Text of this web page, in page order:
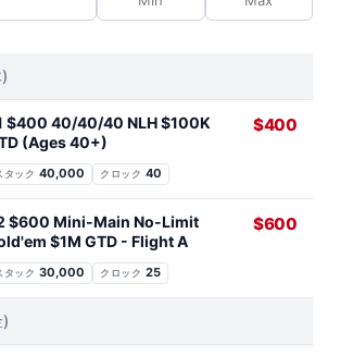
$400 40/40/40 NLH $100K
(Ages 40+)
タック 40,000 クロック 40
$400
$600 Mini-Main No-Limit
$1M GTD - Flight A
タック 30,000 クロック 25
$600
)